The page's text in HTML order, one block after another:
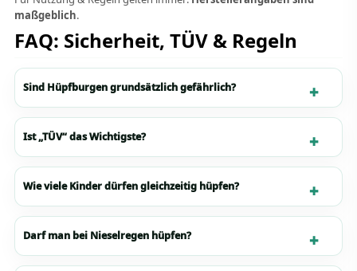
maßgeblich.
FAQ: Sicherheit, TÜV & Regeln
Sind Hüpfburgen grundsätzlich gefährlich?
Ist „TÜV“ das Wichtigste?
Wie viele Kinder dürfen gleichzeitig hüpfen?
Darf man bei Nieselregen hüpfen?